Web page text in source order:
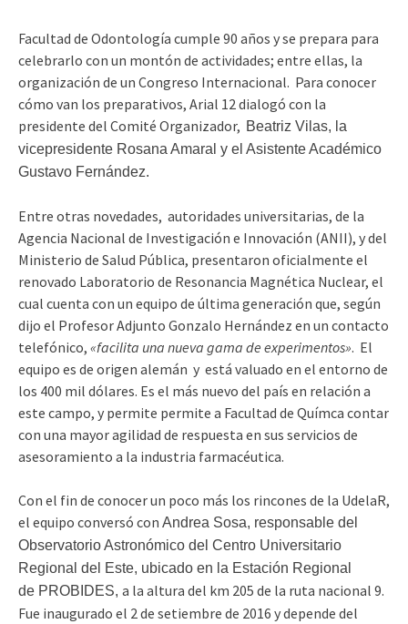
Facultad de Odontología cumple 90 años y se prepara para
celebrarlo con un montón de actividades; entre ellas, la
organización de un Congreso Internacional. Para conocer
cómo van los preparativos, Arial 12 dialogó con la
presidente del Comité Organizador, Beatriz Vilas, la
vicepresidente Rosana Amaral y el Asistente Académico
Gustavo Fernández.
Entre otras novedades, autoridades universitarias, de la
Agencia Nacional de Investigación e Innovación (ANII), y del
Ministerio de Salud Pública, presentaron oficialmente el
renovado Laboratorio de Resonancia Magnética Nuclear, el
cual cuenta con un equipo de última generación que, según
dijo el Profesor Adjunto Gonzalo Hernández en un contacto
telefónico, «facilita una nueva gama de experimentos». El
equipo es de origen alemán y está valuado en el entorno de
los 400 mil dólares. Es el más nuevo del país en relación a
este campo, y permite permite a Facultad de Químca contar
con una mayor agilidad de respuesta en sus servicios de
asesoramiento a la industria farmacéutica.
Con el fin de conocer un poco más los rincones de la UdelaR,
el equipo conversó con Andrea Sosa, responsable del
Observatorio Astronómico del Centro Universitario
Regional del Este, ubicado en la Estación Regional
de PROBIDES, a la altura del km 205 de la ruta nacional 9.
Fue inaugurado el 2 de setiembre de 2016 y depende del